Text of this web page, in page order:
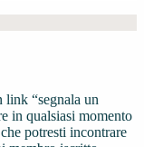
link “segnala un
in qualsiasi momento
potresti incontrare